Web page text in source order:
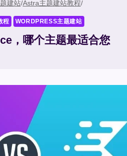
建站/Astra主题建站教程/
程 WORDPRESS主题建站
，哪个主题最适合您